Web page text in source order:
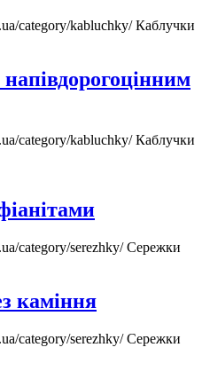
category/kabluchky/Каблучки
category/kabluchky/Каблучки
category/serezhky/Сережки
каміння
category/serezhky/Сережки